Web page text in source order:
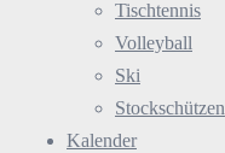
Tischtennis
Volleyball
Ski
Stockschützen
Kalender